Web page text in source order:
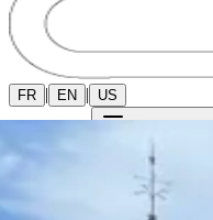
FR | EN | US